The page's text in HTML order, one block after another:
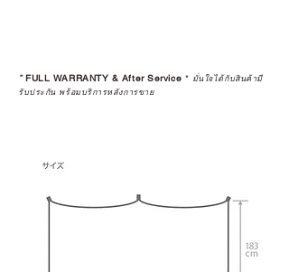
*FULL WARRANTY & After Service * มั่นใจได้กับสินค้ามี
รับประกัน พร้อมบริการหลังการขาย